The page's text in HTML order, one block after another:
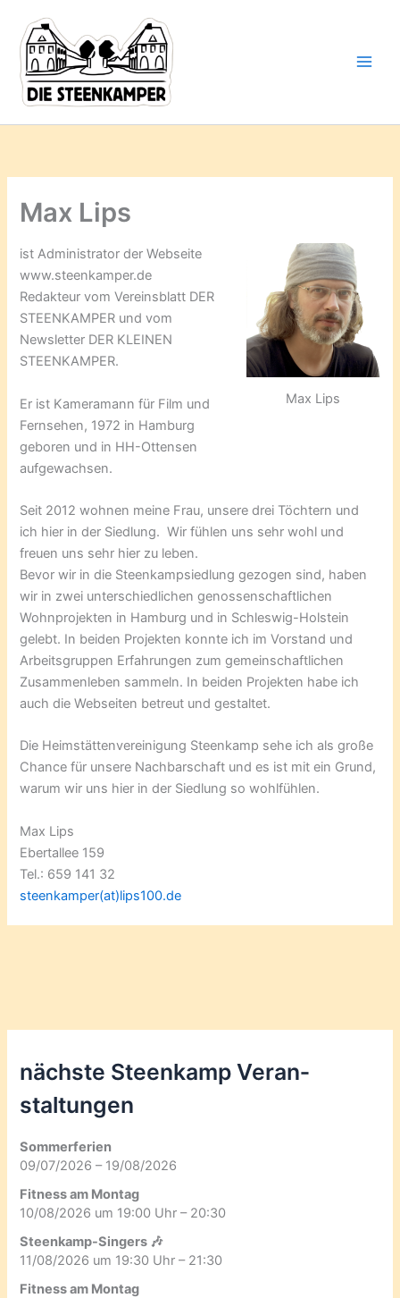
Inhalt
springen
Max Lips
Max Lips
ist Administrator der Webseite
www.steenkamper.de
Redakteur vom Vereinsblatt DER
STEENKAMPER und vom
Newsletter DER KLEINEN
STEENKAMPER.
Er ist Kameramann für Film und
Fernsehen, 1972 in Hamburg
geboren und in HH-Ottensen
aufgewachsen.
Seit 2012 wohnen meine Frau, unsere drei Töchtern und
ich hier in der Siedlung. Wir fühlen uns sehr wohl und
freuen uns sehr hier zu leben.
Bevor wir in die Steenkampsiedlung gezogen sind, haben
wir in zwei unterschiedlichen genossenschaftlichen
Wohnprojekten in Hamburg und in Schleswig-Holstein
gelebt. In beiden Projekten konnte ich im Vorstand und
Arbeitsgruppen Erfahrungen zum gemeinschaftlichen
Zusammenleben sammeln. In beiden Projekten habe ich
auch die Webseiten betreut und gestaltet.
Die Heimstättenvereinigung Steenkamp sehe ich als große
Chance für unsere Nachbarschaft und es ist mit ein Grund,
warum wir uns hier in der Siedlung so wohlfühlen.
Max Lips
Ebertallee 159
Tel.: 659 141 32
steenkamper(at)lips100.de
nächste Steenkamp Veran­
staltungen
Sommerferien
09/07/2026 – 19/08/2026
Fitness am Montag
10/08/2026 um 19:00 Uhr – 20:30
Steenkamp-Singers 🎶
11/08/2026 um 19:30 Uhr – 21:30
Fitness am Montag
deine
Mail-
Adresse
ein ...